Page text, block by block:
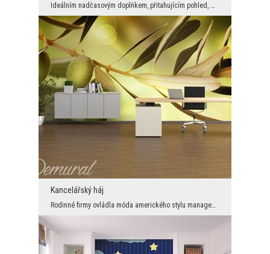
Ideálním nadčasovým doplňkem, přitahujícím pohled, může být most umístěný do dekoračního rámu fot...
Kancelářský háj
Rodinné firmy ovládla móda amerického stylu managementu. A možná by nebylo špatné, být o krok vpř...